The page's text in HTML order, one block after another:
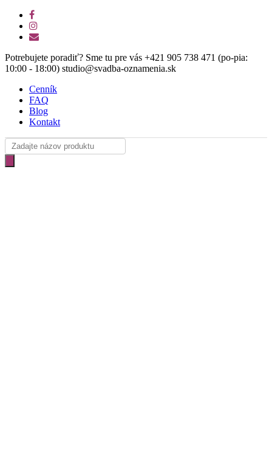
Skip
main
facebook
instagram
email
Potrebujete poradiť? Sme tu pre vás +421 905 738 471 (po-pia:
10:00 - 18:00) studio@svadba-oznamenia.sk
Cenník
FAQ
Blog
Kontakt
Products
search